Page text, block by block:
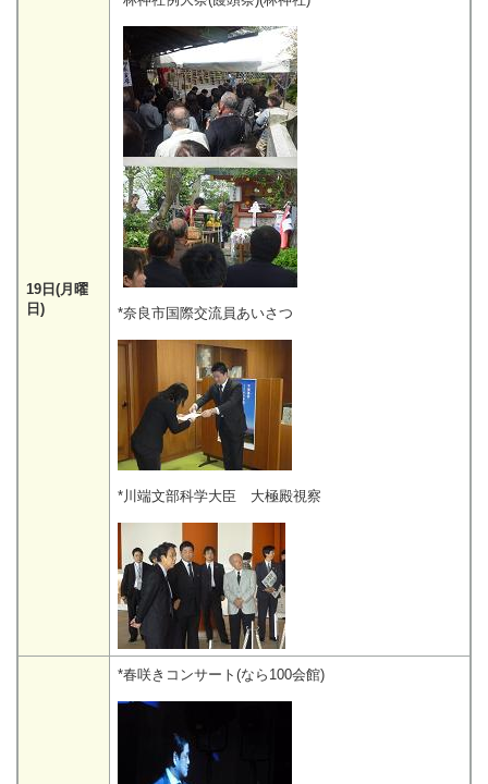
19日(月曜
日)
*奈良市国際交流員あいさつ
*川端文部科学大臣 大極殿視察
*春咲きコンサート(なら100会館)